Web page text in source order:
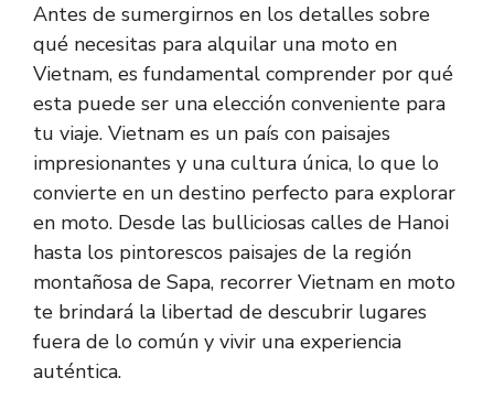
Antes de sumergirnos en los detalles sobre
qué necesitas para alquilar una moto en
Vietnam, es fundamental comprender por qué
esta puede ser una elección conveniente para
tu viaje. Vietnam es un país con paisajes
impresionantes y una cultura única, lo que lo
convierte en un destino perfecto para explorar
en moto. Desde las bulliciosas calles de Hanoi
hasta los pintorescos paisajes de la región
montañosa de Sapa, recorrer Vietnam en moto
te brindará la libertad de descubrir lugares
fuera de lo común y vivir una experiencia
auténtica.